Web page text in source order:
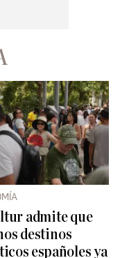
admite que
destinos
españoles ya